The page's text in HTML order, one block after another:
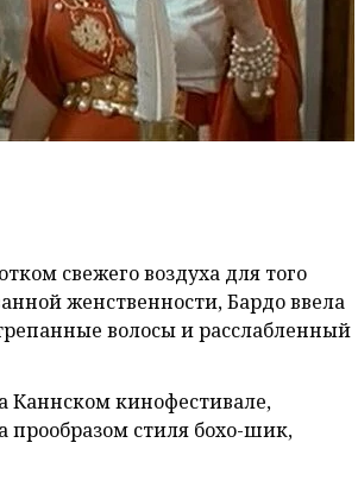
свежего воздуха для того
женственности, Бардо ввела
волосы и расслабленный
Каннском кинофестивале,
прообразом стиля бохо-шик,